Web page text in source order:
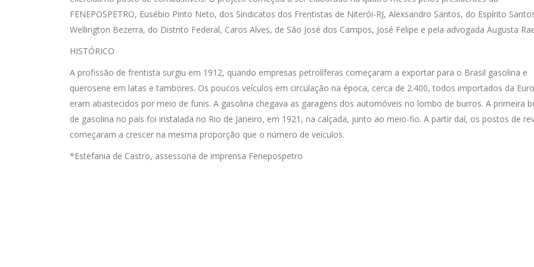
FENEPOSPETRO, Eusébio Pinto Neto, dos Sindicatos dos Frentistas de Niterói-RJ, Alexsandro Santos, do Espírito
Wellington Bezerra, do Distrito Federal, Caros Alves, de São José dos Campos, José Felipe e pela advogada Augusta
HISTÓRICO
A profissão de frentista surgiu em 1912, quando empresas petrolíferas começaram a exportar para o Brasil gasolina e
querosene em latas e tambores. Os poucos veículos em circulação na época, cerca de 2.400, todos importados da
eram abastecidos por meio de funis. A gasolina chegava as garagens dos automóveis no lombo de burros. A primeira
de gasolina no país foi instalada no Rio de Janeiro, em 1921, na calçada, junto ao meio-fio. A partir daí, os postos de
começaram a crescer na mesma proporção que o número de veículos.
*Estefania de Castro, assessoria de imprensa Fenepospetro